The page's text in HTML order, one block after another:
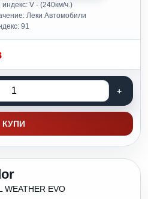
V - (240км/ч.)
Леки Автомобили
91
КУПИ
WEATHER EVO